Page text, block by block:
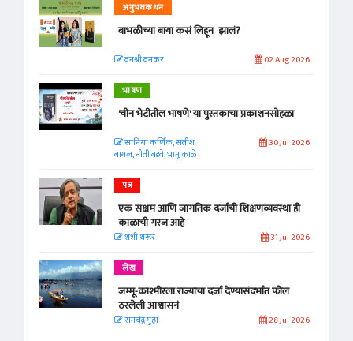
अनुभवकथन
बाभळीच्या बाया कसं लिहून झालं?
वनश्री वनकर 02 Aug 2026
भाषण
'चीन भेटीतील भाषणे' या पुस्तकाचा प्रकाशनसोहळा
सानिया कर्णिक, सतीश
बागल, नीती बडवे, भानू काळे
30 Jul 2026
पत्र
एक सक्षम आणि जागतिक दर्जाची शिक्षणव्यवस्था ही
काळाची गरज आहे
शशी थरूर 31 Jul 2026
लेख
जम्मू-काश्मीरला राज्याचा दर्जा देण्यासंदर्भात फोल
ठरलेली आश्वासनं
रामचंद्र गुहा 28 Jul 2026